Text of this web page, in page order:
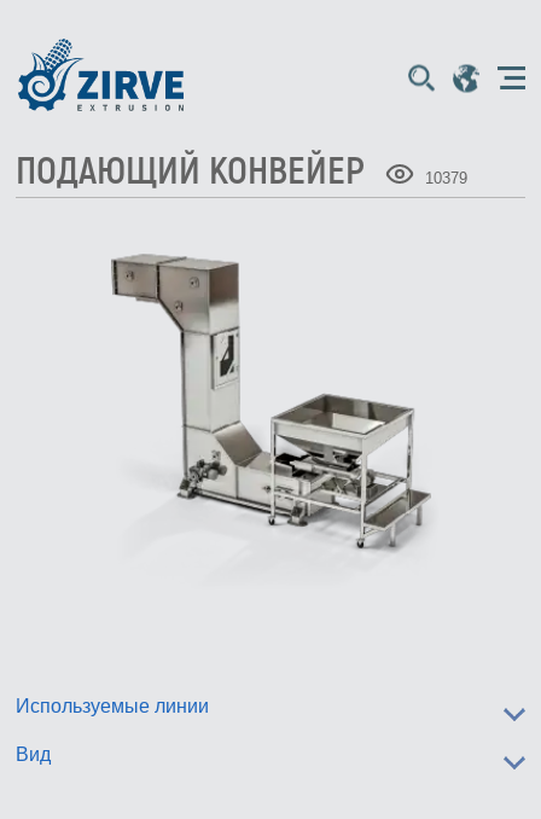
ПОДАЮЩИЙ КОНВЕЙЕР 10379
Используемые линии
Вид